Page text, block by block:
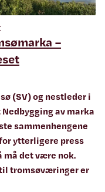
–
(SV) og nestleder i
av marka
sammenhengene
ytterligere press
må det være nok.
tromsøværinger er